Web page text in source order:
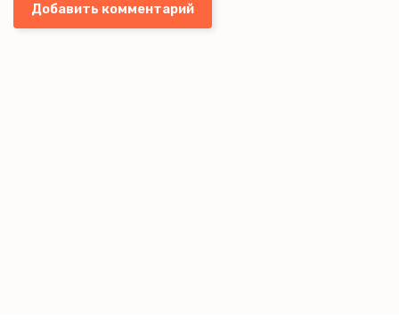
Добавить комментарий